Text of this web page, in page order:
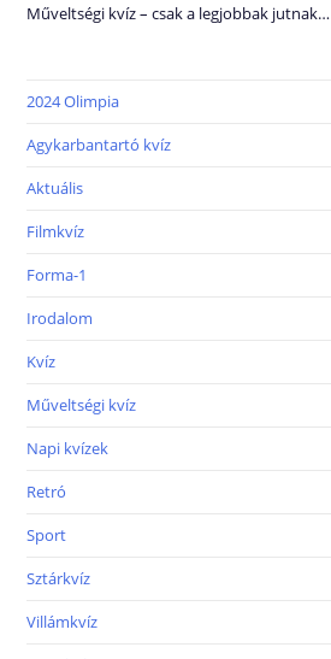
Műveltségi kvíz – csak a legjobbak jutnak…
2024 Olimpia
Agykarbantartó kvíz
Aktuális
Filmkvíz
Forma-1
Irodalom
Kvíz
Műveltségi kvíz
Napi kvízek
Retró
Sport
Sztárkvíz
Villámkvíz